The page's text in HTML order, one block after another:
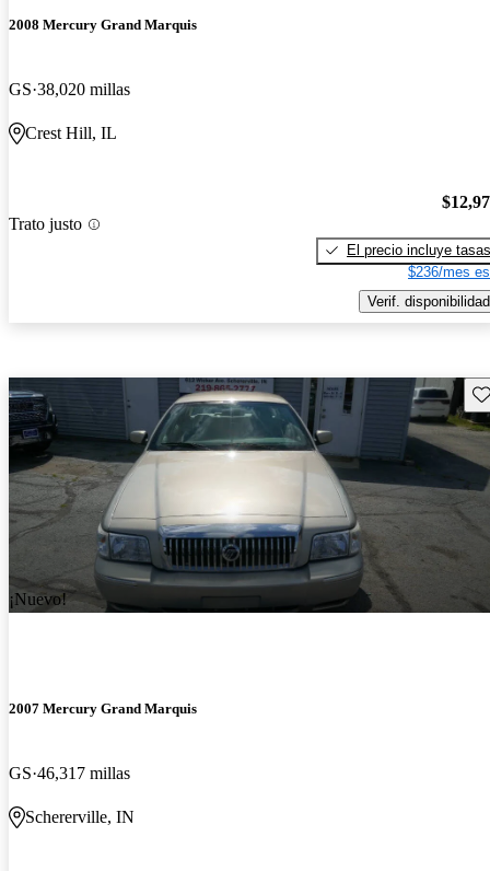
2008 Mercury Grand Marquis
GS 38,020 millas
Crest Hill, IL
Trato justo
El precio incluye tasas
$236/mes
Verif. disponibilidad
¡Nuevo!
2007 Mercury Grand Marquis
GS 46,317 millas
Schererville, IN